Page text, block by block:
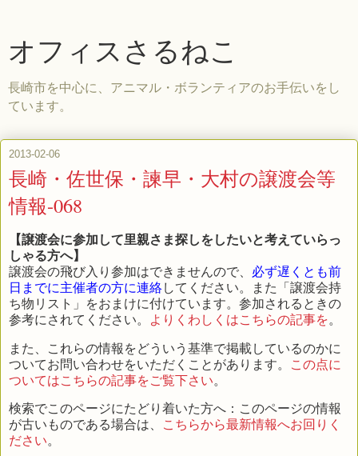
オフィスさるねこ
長崎市を中心に、アニマル・ボランティアのお手伝いをし
ています。
2013-02-06
長崎・佐世保・諫早・大村の譲渡会等
情報-068
【譲渡会に参加して里親さま探しをしたいと考えていらっ
しゃる方へ】
譲渡会の飛び入り参加はできませんので、 必ず遅くとも前
日までに主催者の方に連絡してください。また「譲渡会持
ち物リスト」をおまけに付けています。参加されるときの
参考にされてください。
よりくわしくはこちらの記事を。
また、これらの情報をどういう基準で掲載しているのかに
ついてお問い合わせをいただくことがあります。
この点に
ついてはこちらの記事をご覧下さい。
検索でこのページにたどり着いた方へ：このページの情報
が古いものである場合は、
こちらから最新情報へお回りく
ださい。